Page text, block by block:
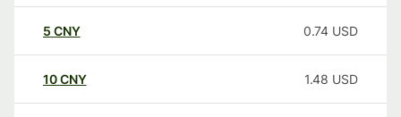
5 CNY 0.74 USD
10CNY 1.48 USD